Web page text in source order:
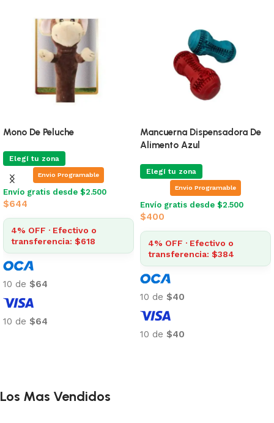
Mono De Peluche
Elegí tu zona
Envio Programable
Envío gratis desde $2.500
$644
4% OFF · Efectivo o
transferencia: $618
10 de $64
10 de $64
Mancuerna Dispensadora De
Alimento Azul
Elegí tu zona
Envio Programable
Envío gratis desde $2.500
$400
4% OFF · Efectivo o
transferencia: $384
10 de $40
10 de $40
Los Mas Vendidos